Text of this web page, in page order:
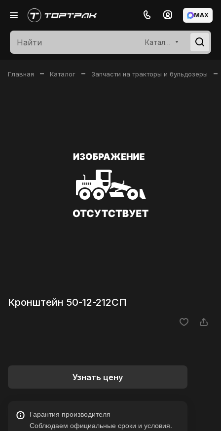
Каталог
MAX
Главная – Каталог – Запчасти на тракторы и бульдозеры –
Кронштейн 50-12-212СП
Узнать цену
Гарантия производителя
Соблюдаем официальные сроки и условия.